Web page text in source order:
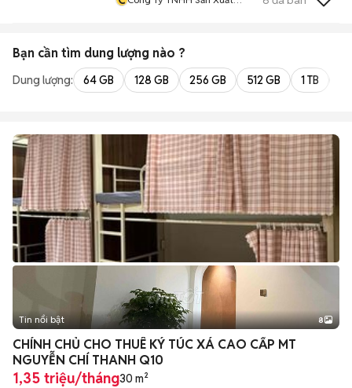
Bạn cần tìm dung lượng nào ?
Dung lượng: 64 GB 128 GB 256 GB 512 GB 1 TB
+2
Tin nổi bật 8
CHÍNH CHỦ CHO THUÊ KÝ TÚC XÁ CAO CẤP MT
NGUYỄN CHÍ THANH Q10
1,35 triệu/tháng30 m²